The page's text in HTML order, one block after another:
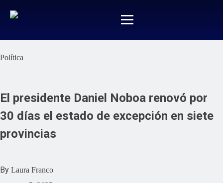
Política
El presidente Daniel Noboa renovó por
30 días el estado de excepción en siete
provincias
By Laura Franco